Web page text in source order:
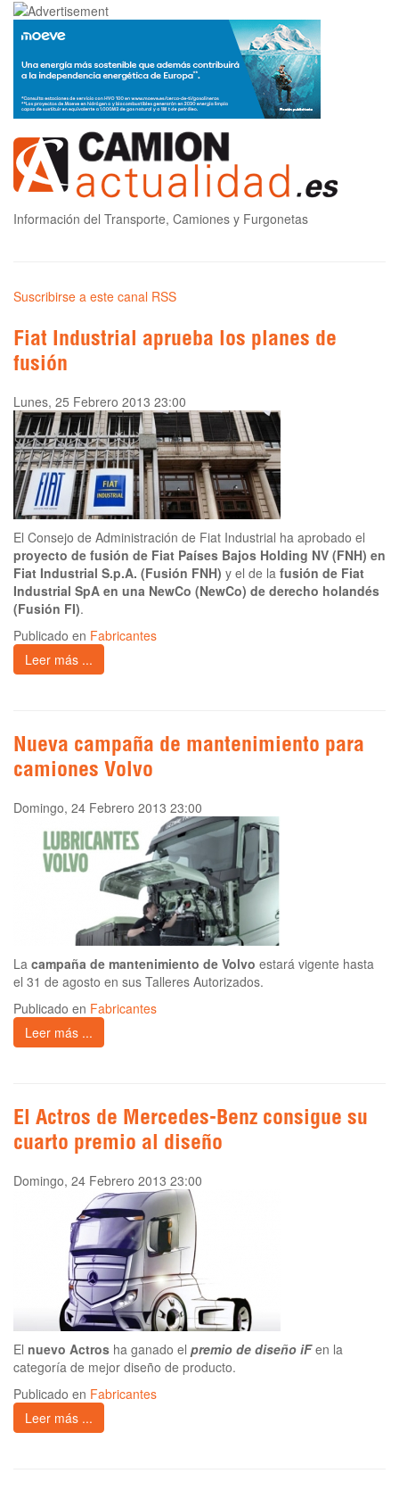
Información del Transporte, Camiones y Furgonetas
Suscribirse a este canal RSS
Fiat Industrial aprueba los planes de
fusión
Lunes, 25 Febrero 2013 23:00
El Consejo de Administración de Fiat Industrial ha aprobado el
proyecto de fusión de Fiat Países Bajos Holding NV (FNH) en
Fiat Industrial S.p.A. (Fusión FNH) y el de la fusión de Fiat
Industrial SpA en una NewCo (NewCo) de derecho holandés
(Fusión FI).
Publicado en Fabricantes
Leer más ...
Nueva campaña de mantenimiento para
camiones Volvo
Domingo, 24 Febrero 2013 23:00
La campaña de mantenimiento de Volvo estará vigente hasta
el 31 de agosto en sus Talleres Autorizados.
Publicado en Fabricantes
Leer más ...
El Actros de Mercedes-Benz consigue su
cuarto premio al diseño
Domingo, 24 Febrero 2013 23:00
El nuevo Actros ha ganado el premio de diseño iF en la
categoría de mejor diseño de producto.
Publicado en Fabricantes
Leer más ...